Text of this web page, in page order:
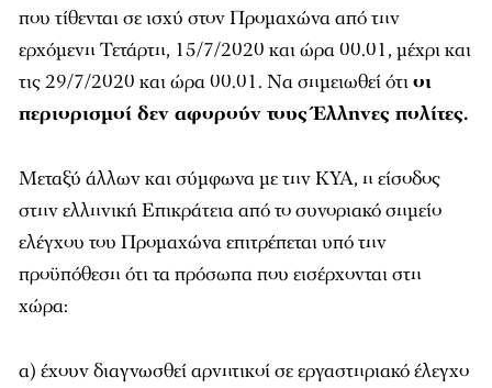
που τίθενται σε ισχύ στον Προμαχώνα από την
ερχόμενη Τετάρτη, 15/7/2020 και ώρα 00.01, μέχρι και
τις 29/7/2020 και ώρα 00.01. Να σημειωθεί ότιοι
περιορισμοί δεν αφορούν τους Έλληνες πολίτες.
Μεταξύ άλλων και σύμφωνα με την ΚΥΑ, η είσοδος
στην ελληνική Επικράτεια από το συνοριακό σημείο
ελέγχου του Προμαχώνα επιτρέπεται υπό την
προϋπόθεση ότι τα πρόσωπα που εισέρχονται στη
χώρα:
α) έχουν διαγνωσθεί αρνητικοί σε εργαστηριακό έλεγχο